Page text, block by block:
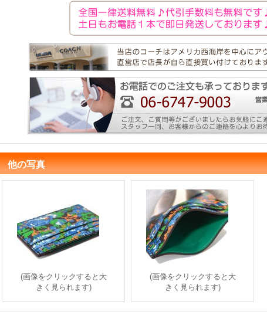
他の写真
(画像をクリックすると大
きく見られます)
(画像をクリックすると大
きく見られます)